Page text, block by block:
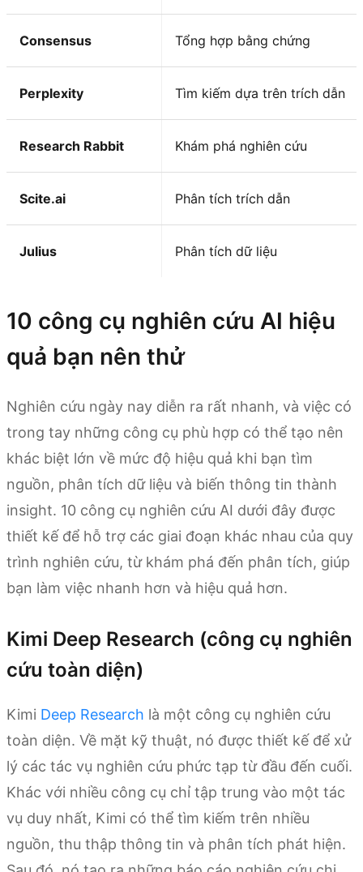
Consensus Tổng hợp bằng chứng
Perplexity Tìm kiếm dựa trên trích dẫn
Research Rabbit Khám phá nghiên cứu
Scite.ai Phân tích trích dẫn
Julius Phân tích dữ liệu
10 công cụ nghiên cứu AI hiệu
quả bạn nên thử
Nghiên cứu ngày nay diễn ra rất nhanh, và việc có
trong tay những công cụ phù hợp có thể tạo nên
khác biệt lớn về mức độ hiệu quả khi bạn tìm
nguồn, phân tích dữ liệu và biến thông tin thành
insight. 10 công cụ nghiên cứu AI dưới đây được
thiết kế để hỗ trợ các giai đoạn khác nhau của quy
trình nghiên cứu, từ khám phá đến phân tích, giúp
bạn làm việc nhanh hơn và hiệu quả hơn.
Kimi Deep Research (công cụ nghiên
cứu toàn diện)
Kimi Deep Research là một công cụ nghiên cứu
toàn diện. Về mặt kỹ thuật, nó được thiết kế để xử
lý các tác vụ nghiên cứu phức tạp từ đầu đến cuối.
Khác với nhiều công cụ chỉ tập trung vào một tác
vụ duy nhất, Kimi có thể tìm kiếm trên nhiều
nguồn, thu thập thông tin và phân tích phát hiện.